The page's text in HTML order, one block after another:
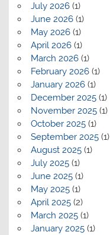
July 2026(1)
June 2026(1)
May 2026(1)
April 2026(1)
March 2026(1)
February 2026(1)
January 2026(1)
December 2025(1)
November 2025(1)
October 2025(1)
September 2025(1)
August 2025(1)
July 2025(1)
June 2025(1)
May 2025(1)
April 2025(2)
March 2025(1)
January 2025(1)